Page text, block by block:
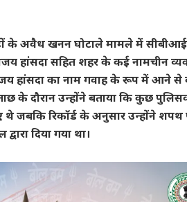
के अवैध खनन घोटाले मामले में
हांसदा सहित शहर के कई नामचीन
हांसदा का नाम गवाह के रूप में आने
के दौरान उन्होंने बताया कि कुछ
जबकि रिकॉर्ड के अनुसार उन्होंने शपथ
दिया गया था।